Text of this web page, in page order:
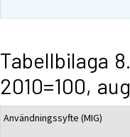
Tabellbilaga
2010=100,
Användningssyfte (MIG)